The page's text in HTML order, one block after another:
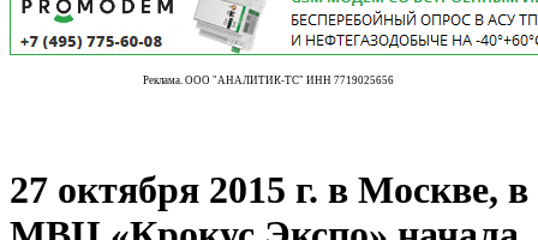
Реклама. ООО "АНАЛИТИК-ТС" ИНН 7719025656
27 октября 2015 г. в Москве, в